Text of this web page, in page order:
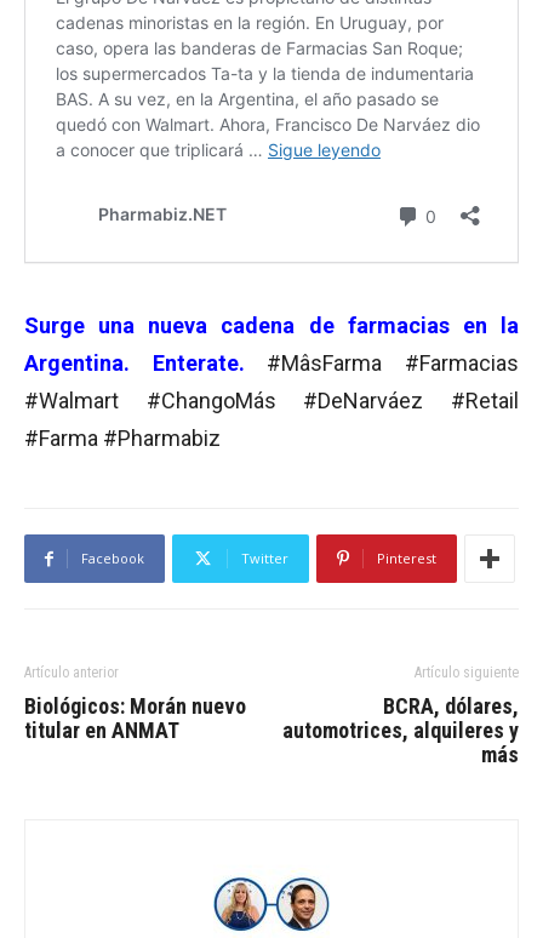
Surge una nueva cadena de farmacias en la
Argentina. Enterate. #MâsFarma #Farmacias
#Walmart #ChangoMás #DeNarváez #Retail
#Farma #Pharmabiz
Facebook Twitter Pinterest
Artículo anterior
Biológicos: Morán nuevo
titular en ANMAT
Artículo siguiente
BCRA, dólares,
automotrices, alquileres y
más